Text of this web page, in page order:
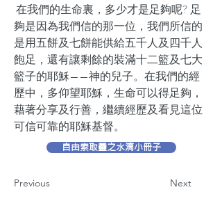
在我們的生命裏，多少才是足夠呢? 足
夠是因為我們信的那一位，我們所信的
是用五餅及七餅能供給五千人及四千人
飽足，還有讓剩餘的裝滿十二籃及七大
籃子的耶穌——神的兒子。在我們的經
歷中，多仰望耶穌，生命可以得足夠，
藉著分享及行善，繼續經歷及看見這位
可信可靠的耶穌基督。
自由索取靈之水滴小冊子
Previous Next